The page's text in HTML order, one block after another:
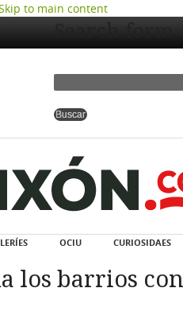
to main content
Search form
OCIU CURIOSIDAES
los barrios con